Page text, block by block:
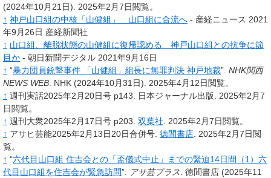
(2024年10月21日).
2025年2月7日閲覧。
↑ 神戸山口組の中核「山健組」 山口組に合流へ - 産経ニュース 2021
年9月26日 産経新聞社
↑ 山口組、離脱状態の山健組に復帰認める 神戸山口組との抗争に節
目か - 朝日新聞デジタル 2021年9月16日
↑ “暴力団員銃撃事件 「山健組」組長に無罪判決 神戸地裁”. NHK関西
NEWS WEB NHK (2024年10月31日).
2025年4月12日閲覧。
↑ 週刊実話2025年2月20日号 p143. 日本ジャーナル出版. 2025年2月7
日閲覧。
↑ 週刊大衆2025年2月17日号 p203. 双葉社 . 2025年2月7日閲覧。
↑ アサヒ芸能2025年2月13日20日合併号. 徳間書店 . 2025年2月7日閲
覧。
↑ “六代目山口組 住吉会との「盃儀式中止」までの緊迫14日間（1）六
代目山口組を住吉会が緊急訪問”. アサ芸プラス 徳間書店 (2025年11